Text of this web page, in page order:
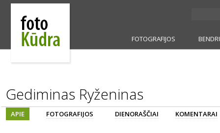
FOTOGRAFIJOS
Gediminas Ryženinas
APIE FOTOGRAFIJOS DIENORAŠČIAI KOMENTARAI